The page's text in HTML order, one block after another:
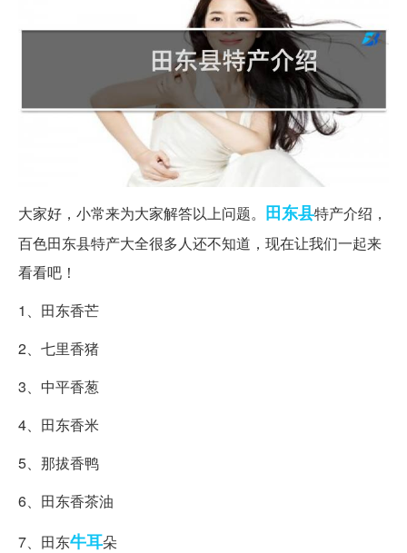
大家好，小常来为大家解答以上问题。 田东县特产介绍，
百色田东县特产大全很多人还不知道，现在让我们一起来
看看吧！
1、田东香芒
2、七里香猪
3、中平香葱
4、田东香米
5、那拔香鸭
6、田东香茶油
7、田东牛耳朵